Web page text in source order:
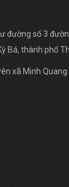
đường số 3
Bá, thành phố
xã Minh